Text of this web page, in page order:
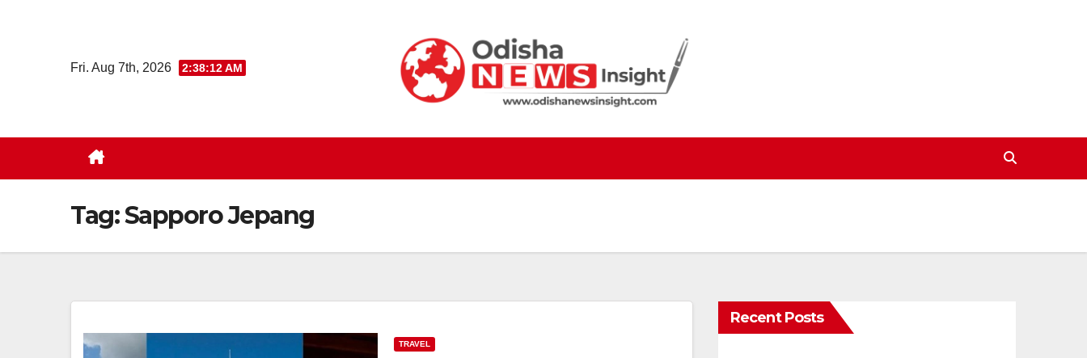
Fri. Aug 7th, 2026 2:38:13 AM
Tag:Sapporo Jepang
TRAVEL
Recent Posts